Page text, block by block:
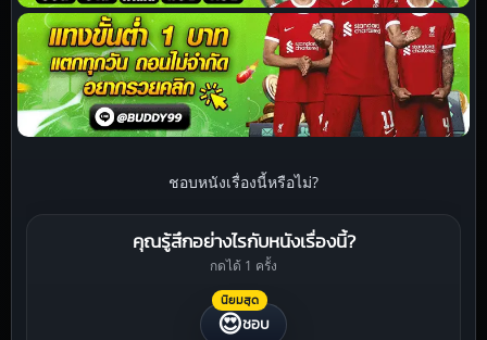
ชอบหนังเรื่องนี้หรือไม่?
คุณรู้สึกอย่างไรกับหนังเรื่องนี้?
กดได้ 1 ครั้ง
นิยมสุด
😍ชอบ